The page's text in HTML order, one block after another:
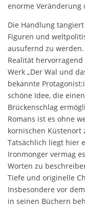
enorme Veränderung
Die Handlung
Figuren und
ausufernd zu
Realität
Werk „Der Wal und
bekannte
schöne Idee, die
Brückenschlag
Romans ist es ohne
kornischen Küstenort
Tatsächlich liegt hier
Ironmonger vermag
Worten zu
Tiefe und originelle
Insbesondere vor
in seinen Büchern